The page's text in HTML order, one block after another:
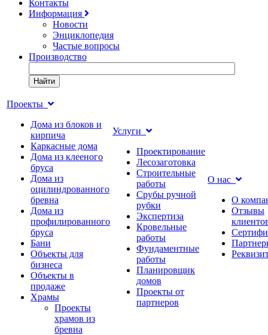
Контакты
Информация
Новости
Энциклопедия
Частые вопросы
Производство
Найти
Проекты
Дома из блоков и
кирпича
Каркасные дома
Дома из клееного
бруса
Дома из
оцилиндрованного
бревна
Дома из
профилированного
бруса
Бани
Объекты для
бизнеса
Объекты в
продаже
Храмы
Проекты
храмов из
бревна
Услуги
Проектирование
Лесозаготовка
Строительные
работы
Срубы ручной
рубки
Экспертиза
Кровельные
работы
Фундаментные
работы
Планировщик
домов
Проекты от
партнеров
О нас
О
Отзывы